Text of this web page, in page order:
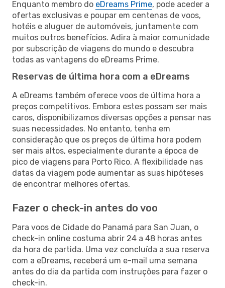
Enquanto membro do eDreams Prime, pode aceder a
ofertas exclusivas e poupar em centenas de voos,
hotéis e aluguer de automóveis, juntamente com
muitos outros benefícios. Adira à maior comunidade
por subscrição de viagens do mundo e descubra
todas as vantagens do eDreams Prime.
Reservas de última hora com a eDreams
A eDreams também oferece voos de última hora a
preços competitivos. Embora estes possam ser mais
caros, disponibilizamos diversas opções a pensar nas
suas necessidades. No entanto, tenha em
consideração que os preços de última hora podem
ser mais altos, especialmente durante a época de
pico de viagens para Porto Rico. A flexibilidade nas
datas da viagem pode aumentar as suas hipóteses
de encontrar melhores ofertas.
Fazer o check-in antes do voo
Para voos de Cidade do Panamá para San Juan, o
check-in online costuma abrir 24 a 48 horas antes
da hora de partida. Uma vez concluída a sua reserva
com a eDreams, receberá um e-mail uma semana
antes do dia da partida com instruções para fazer o
check-in.